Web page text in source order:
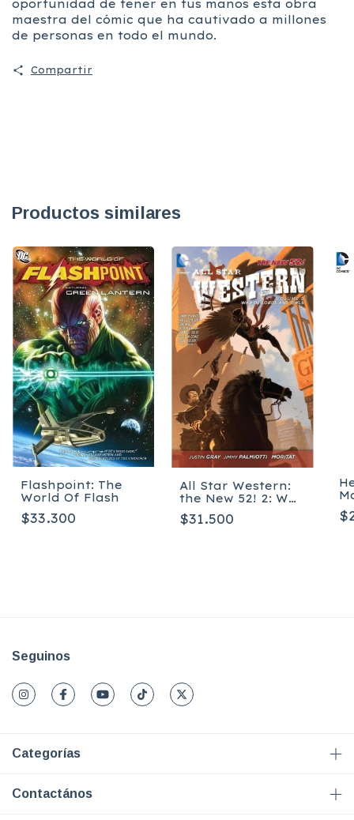
oportunidad de tener en tus manos esta obra
maestra del cómic que ha cautivado a millones
de personas en todo el mundo.
Compartir
Productos similares
Flashpoint: The
World Of Flash
$33.300
All Star Western:
the New 52! 2: War
of Lords and Owls
- Tapa blanda
$31.500
Seguinos
Categorías
Contactános